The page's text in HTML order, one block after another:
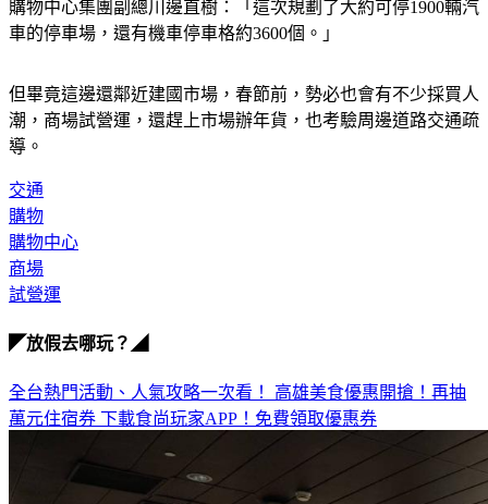
購物中心集團副總川邊直樹：「這次規劃了大約可停1900輛汽
車的停車場，還有機車停車格約3600個。」
但畢竟這邊還鄰近建國市場，春節前，勢必也會有不少採買人
潮，商場試營運，還趕上市場辦年貨，也考驗周邊道路交通疏
導。
交通
購物
購物中心
商場
試營運
◤放假去哪玩？◢
全台熱門活動、人氣攻略一次看！ 高雄美食優惠開搶！再抽
萬元住宿券 下載食尚玩家APP！免費領取優惠券